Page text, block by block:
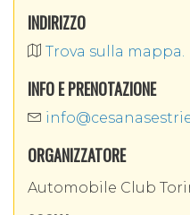
dubbio nel suo
10,4 chilometri esatti,
INDIRIZZO
Trova sulla mappa.
INFO E PRENOTAZIONE
ORGANIZZATORE
Automobile Club